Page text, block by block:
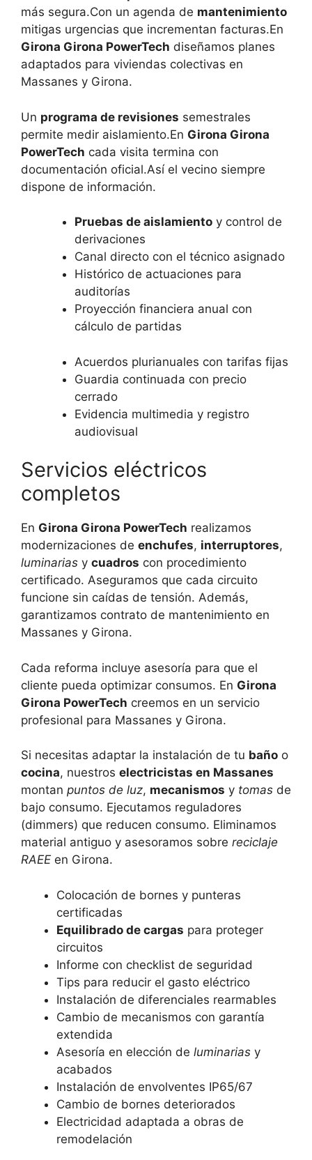
más segura.Con un agenda de mantenimiento
mitigas urgencias que incrementan facturas.En
Girona Girona PowerTech diseñamos planes
adaptados para viviendas colectivas en
Massanes y Girona.
Un programa de revisiones semestrales
permite medir aislamiento.En Girona Girona
PowerTech cada visita termina con
documentación oficial.Así el vecino siempre
dispone de información.
Pruebas de aislamientoy control de
derivaciones
Canal directo con el técnico asignado
Histórico de actuaciones para
auditorías
Proyección financiera anual con
cálculo de partidas
Acuerdos plurianuales con tarifas fijas
Guardia continuada con precio
cerrado
Evidencia multimedia y registro
audiovisual
Servicios eléctricos
completos
En Girona Girona PowerTech realizamos
modernizaciones de enchufes, interruptores,
luminarias y cuadros con procedimiento
certificado. Aseguramos que cada circuito
funcione sin caídas de tensión. Además,
garantizamos contrato de mantenimiento en
Massanes y Girona.
Cada reforma incluye asesoría para que el
cliente pueda optimizar consumos. En Girona
Girona PowerTech creemos en un servicio
profesional para Massanes y Girona.
Si necesitas adaptar la instalación de tu baño o
cocina, nuestros electricistas en Massanes
montan puntos de luz, mecanismos y tomas de
bajo consumo. Ejecutamos reguladores
(dimmers) que reducen consumo. Eliminamos
material antiguo y asesoramos sobre reciclaje
RAEE en Girona.
Colocación de bornes y punteras
certificadas
Equilibrado de cargas para proteger
circuitos
Informe con checklist de seguridad
Tips para reducir el gasto eléctrico
Instalación de diferenciales rearmables
Cambio de mecanismos con garantía
extendida
Asesoría en elección de luminarias y
acabados
Instalación de envolventes IP65/67
Cambio de bornes deteriorados
Electricidad adaptada a obras de
remodelación